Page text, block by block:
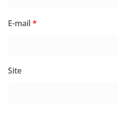
E-mail*
Site